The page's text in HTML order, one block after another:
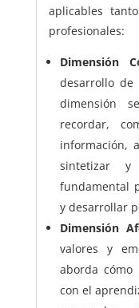
aplicables
profesionales:
Dimensión
desarrollo de
dimensión
recordar,
información,
sintetizar y
fundamental
y desarrollar
Dimensión
valores y
aborda cómo
con el